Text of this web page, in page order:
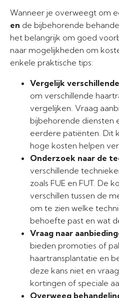
Wanneer je overweegt om
en de bijbehorende
het belangrijk om goed
naar mogelijkheden om
enkele praktische tips:
Vergelijk
om verschillende
vergelijken. Vraag
bijbehorende diensten
eerdere patiënten. Dit
hoge kosten helpen
Onderzoek naar de
verschillende
zoals FUE en FUT. De
verschillen tussen de
om te zien welke
behoefte past en wat
Vraag naar
bieden promoties of
haartransplantatie en
deze kans niet en
kortingen of speciale
Overweeg